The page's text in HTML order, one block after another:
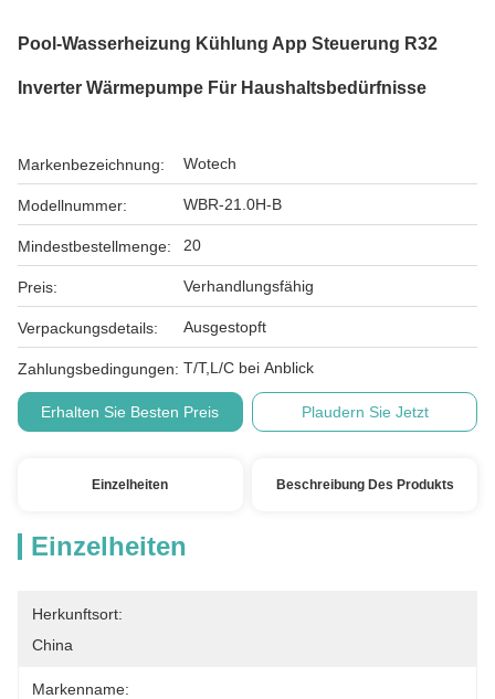
Pool-Wasserheizung Kühlung App Steuerung R32
Inverter Wärmepumpe Für Haushaltsbedürfnisse
Markenbezeichnung: Wotech
Modellnummer: WBR-21.0H-B
Mindestbestellmenge: 20
Preis: Verhandlungsfähig
Verpackungsdetails: Ausgestopft
Zahlungsbedingungen: T/T,L/C bei Anblick
Erhalten Sie Besten Preis Plaudern Sie Jetzt
Einzelheiten Beschreibung Des Produkts
Einzelheiten
Herkunftsort:
China
Markenname: